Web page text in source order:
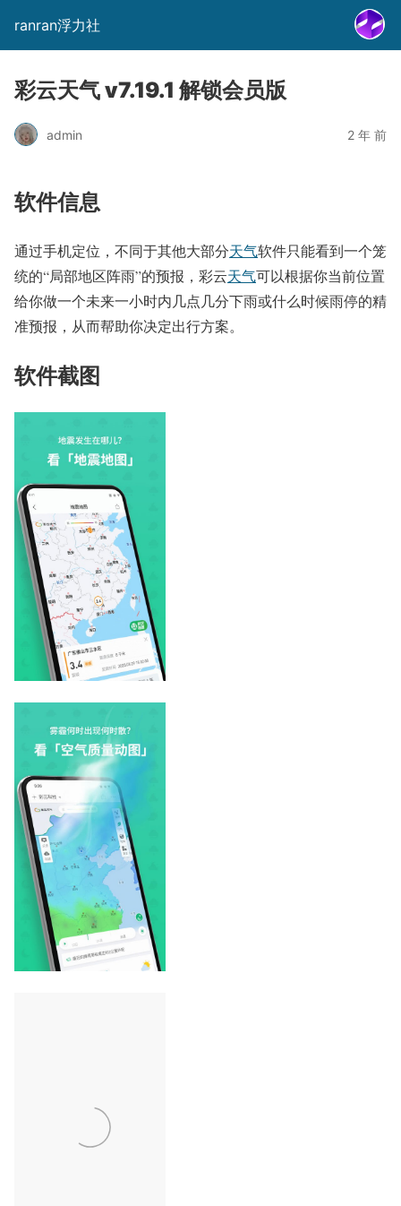
ranran浮力社
彩云天气 v7.19.1 解锁会员版
admin 2 年 前
软件信息
通过手机定位，不同于其他大部分天气软件只能看到一个笼
统的“局部地区阵雨”的预报，彩云天气可以根据你当前位置
给你做一个未来一小时内几点几分下雨或什么时候雨停的精
准预报，从而帮助你决定出行方案。
软件截图